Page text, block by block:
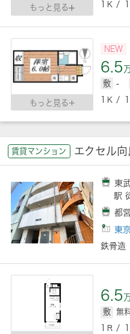
もっと見る
1Ｋ /
もっと見る
NEW
6.5
敷 -
1Ｋ /
賃貸マンション エクセル向
東
駅
都
東
鉄骨
6.5
敷 無
1Ｒ /